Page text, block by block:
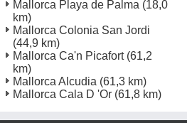
Mallorca Playa de Palma (18,0
km)
Mallorca Colonia San Jordi
(44,9 km)
Mallorca Ca'n Picafort(61,2
km)
Mallorca Alcudia (61,3 km)
Mallorca Cala D 'Or (61,8 km)